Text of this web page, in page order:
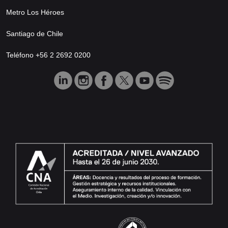
Metro Los Héroes
Santiago de Chile
Teléfono +56 2 2692 0200